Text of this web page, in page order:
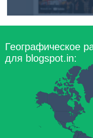
Географическое
для blogspot.in: